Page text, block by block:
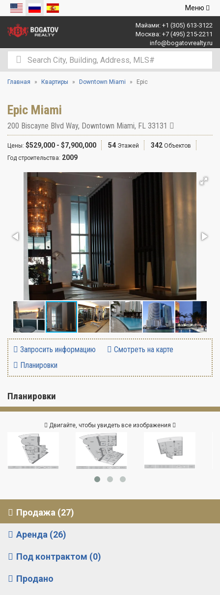
Открыть
Меню
Майами: +1 (305) 613-3122
Москва: +7 (495) 215-2211
info@bogatovrealty.ru
Главная Квартиры Downtown Miami Epic
Epic Miami
200 Biscayne Blvd Way, Downtown Miami, FL 33131
Цены: $529,000 - $7,900,000 54 Этажей 342 Объектов
Год строительства: 2009
Запросить информацию
Смотреть на карте
Планировки
Планировки
Двигайте, чтобы увидеть все изображения
Продажа (27)
Аренда (26)
Под контрактом (0)
Продано